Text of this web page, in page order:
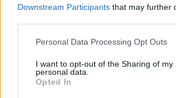
Downstream Participants that may further
Personal Data Processing Opt Outs
I want to opt-out of the Sharing of my
personal data.
Opted In